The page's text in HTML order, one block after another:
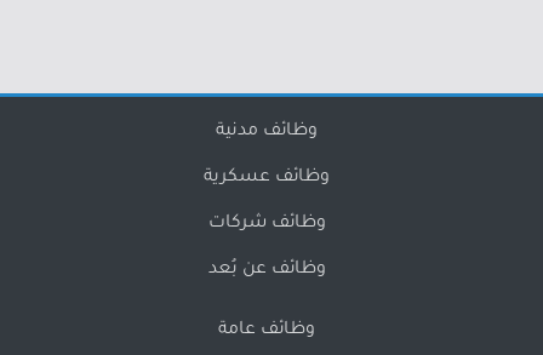
وظائف مدنية
وظائف عسكرية
وظائف شركات
وظائف عن بُعد
وظائف عامة